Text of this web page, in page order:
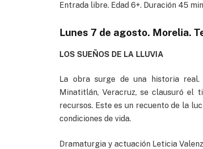
Entrada libre. Edad 6+. Duración 45
Lunes 7 de agosto. Morelia.
LOS SUEÑOS DE LA LLUVIA
La obra surge de una historia
Minatitlán, Veracruz, se clausuró el
recursos. Este es un recuento de la
condiciones de vida.
Dramaturgia y actuación Leticia